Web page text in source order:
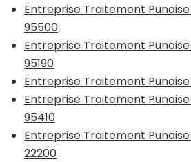
Entreprise Traitement
95500
Entreprise Traitement
95190
Entreprise Traitement
Entreprise Traitement
95410
Entreprise Traitement
22200